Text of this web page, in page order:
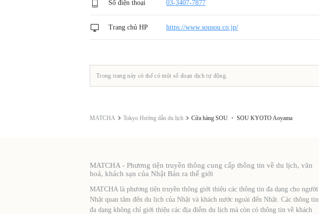
Số điện thoại 03-3407-7877
Trang chủ HP https://www.sousou.co.jp/
Trong trang này có thể có một số đoạn dịch tự động.
MATCHA Tokyo Hướng dẫn du lịch Cửa hàng SOU ・ SOU KYOTO Aoyama
MATCHA - Phương tiện truyền thông cung cấp thông tin về du lịch, văn
hoá, khách sạn của Nhật Bản ra thế giới
MATCHA là phương tiện truyền thông giới thiệu các thông tin đa dạng cho người
Nhật quan tâm đến du lịch của Nhật và khách nước ngoài đến Nhật. Các thông tin
đa dạng không chỉ giới thiệu các địa điểm du lịch mà còn có thông tin về khách